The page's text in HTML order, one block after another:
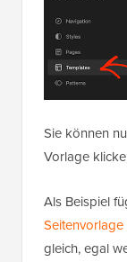
Sie können
Vorlage
Als Beispiel
Seitenvorlage
gleich, egal